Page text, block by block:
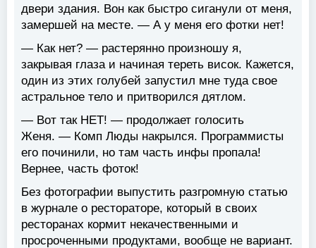
двери здания. Вон как быстро сиганули от меня,
замершей на месте. — А у меня его фотки нет!
— Как нет? — растерянно произношу я,
закрывая глаза и начиная тереть висок. Кажется,
один из этих голубей запустил мне туда свое
астральное тело и притворился дятлом.
— Вот так НЕТ! — продолжает голосить
Женя. — Комп Люды накрылся. Программисты
его починили, но там часть инфы пропала!
Вернее, часть фоток!
Без фотографии выпустить разгромную статью
в журнале о рестораторе, который в своих
ресторанах кормит некачественными и
просроченными продуктами, вообще не вариант.